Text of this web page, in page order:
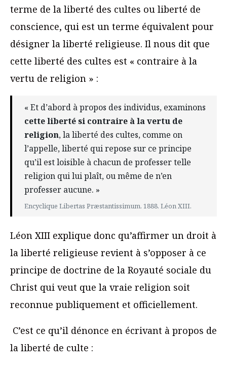
terme de la liberté des cultes ou liberté de
conscience, qui est un terme équivalent pour
désigner la liberté religieuse. Il nous dit que
cette liberté des cultes est « contraire à la
vertu de religion » :
« Et d’abord à propos des individus, examinons
cette liberté si contraire à la vertu de
religion, la liberté des cultes, comme on
l’appelle, liberté qui repose sur ce principe
qu’il est loisible à chacun de professer telle
religion qui lui plaît, ou même de n’en
professer aucune. »
Encyclique Libertas Præstantissimum. 1888. Léon XIII.
Léon XIII explique donc qu’affirmer un droit à
la liberté religieuse revient à s’opposer à ce
principe de doctrine de la Royauté sociale du
Christ qui veut que la vraie religion soit
reconnue publiquement et officiellement.
C’est ce qu’il dénonce en écrivant à propos de
la liberté de culte :